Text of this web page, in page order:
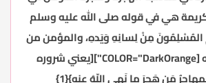
هي في قوله صلى الله عليه وسلم
مِنْ لِسانِهِ وَيَدهِ، والمؤمن من
آمن جاره بوائقه [COLOR="DarkOrange"][يعني شروره
مَن هَجرَ ما نَهى اللّهُ عنه}{1}